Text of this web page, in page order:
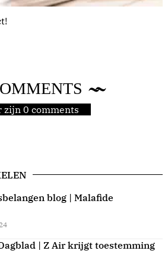
zijn 0 comments
blog | Malafide
| Z Air krijgt toestemming